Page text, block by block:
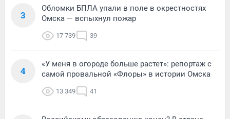
3
Обломки БПЛА упали в поле в окрестностях
Омска — вспыхнул пожар
17 739 39
4
«У меня в огороде больше растет»: репортаж с
самой провальной «Флоры» в истории Омска
13 349 41